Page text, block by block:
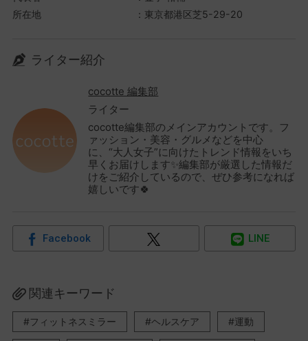
所在地 ：東京都港区芝5-29-20
ライター紹介
cocotte 編集部
ライター
cocotte編集部のメインアカウントです。フ
ァッション・美容・グルメなどを中心
に、“大人女子”に向けたトレンド情報をいち
早くお届けします✨編集部が厳選した情報だ
けをご紹介しているので、ぜひ参考になれば
嬉しいです🍀
Facebook LINE
関連キーワード
フィットネスミラー ヘルスケア 運動